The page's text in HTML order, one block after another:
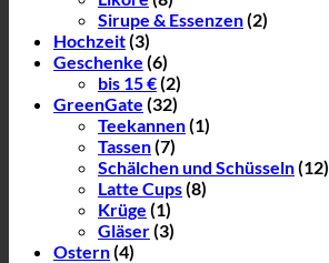
Sirupe & Essenzen(2)
Hochzeit(3)
Geschenke (6)
bis 15 €(2)
GreenGate (32)
Teekannen(1)
Tassen(7)
Schälchen und Schüsseln(12)
Latte Cups(8)
Krüge (1)
Gläser(3)
Ostern(4)